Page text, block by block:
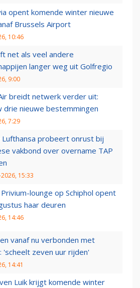
opent komende winter nieuwe
Brussels Airport
10:46
net als veel andere
langer weg uit Golfregio
9:00
breidt netwerk verder uit:
drie nieuwe bestemmingen
7:29
Lufthansa probeert onrust bij
vakbond over overname TAP
15:33
lounge op Schiphol opent
haar deuren
14:46
vanaf nu verbonden met
'scheelt zeven uur rijden'
14:41
Luik krijgt komende winter